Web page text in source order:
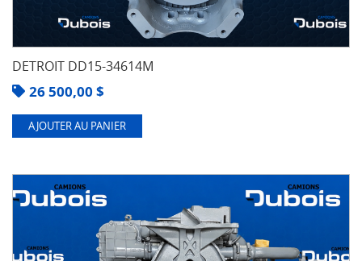
DETROIT DD15-34614M
26 500,00 $
AJOUTER AU PANIER